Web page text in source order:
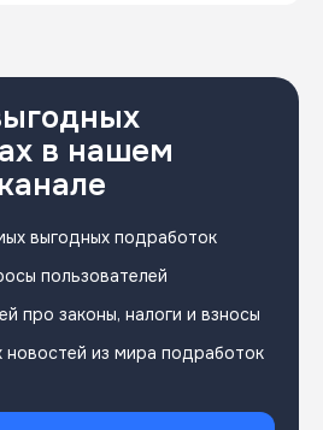
в нашем
выгодных подработок
пользователей
про законы, налоги и взносы
из мира подработок